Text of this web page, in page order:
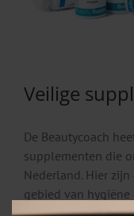
Veilige
De Beautycoach
supplementen die
Nederland. Hier
gebied van
optimaal. Deze